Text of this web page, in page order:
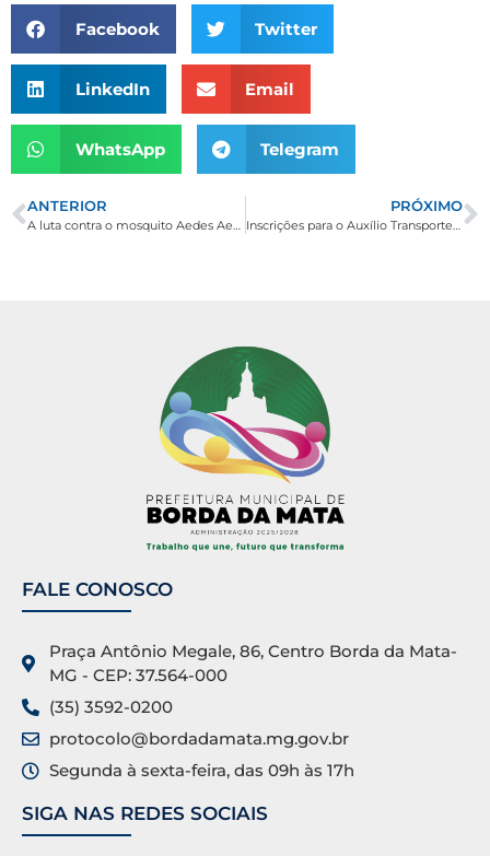
Facebook Twitter
LinkedIn Email
WhatsApp Telegram
ANTERIOR
A luta contra o mosquito Aedes Aegypti
PRÓXIMO
Inscrições para o Auxílio Transporte 2023
FALE CONOSCO
Praça Antônio Megale, 86, Centro Borda da Mata-
MG - CEP: 37.564-000
(35) 3592-0200
protocolo@bordadamata.mg.gov.br
Segunda à sexta-feira, das 09h às 17h
SIGA NAS REDES SOCIAIS